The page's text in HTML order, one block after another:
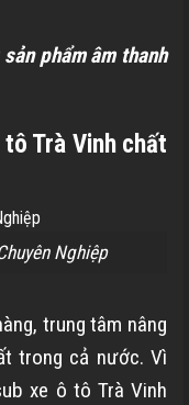
phẩm âm thanh
tô Trà Vinh chất
Nghiệp
trung tâm nâng
trong cả nước. Vì
xe ô tô Trà Vinh